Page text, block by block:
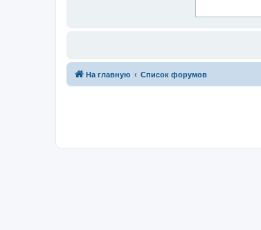
На главную Список форумов